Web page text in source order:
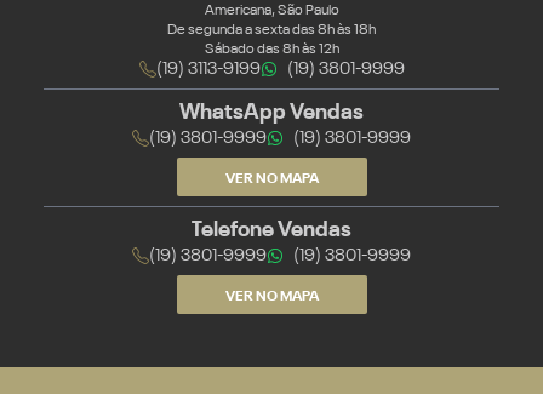
Americana, São Paulo
De segunda a sexta das 8h às 18h
Sábado das 8h às 12h
(19) 3113-9199 (19) 3801-9999
WhatsApp Vendas
(19) 3801-9999 (19) 3801-9999
VER NO MAPA
Telefone Vendas
(19) 3801-9999 (19) 3801-9999
VER NO MAPA